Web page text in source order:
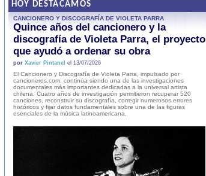
HOY DESTACAMOS
CANCIONERO Y DISCOGRAFÍA DE VIOLETA PARRA
Quince años del cancionero y la
discografía de Violeta Parra, el proyecto
que ayudó a ordenar su obra
por Xavier Pintanel el 13/07/2026
El Cancionero y Discografía de Violeta Parra, impulsado por
cancioneros.com, continúa siendo una de las investigaciones
documentales más importantes dedicadas a la universal artista
chilena. Cuatro años de investigación permitieron recuperar 520
canciones, reconstruir su discografía, corregir numerosos errores
históricos y fijar datos fundamentales sobre una de las figuras
esenciales de la música latinoamericana.